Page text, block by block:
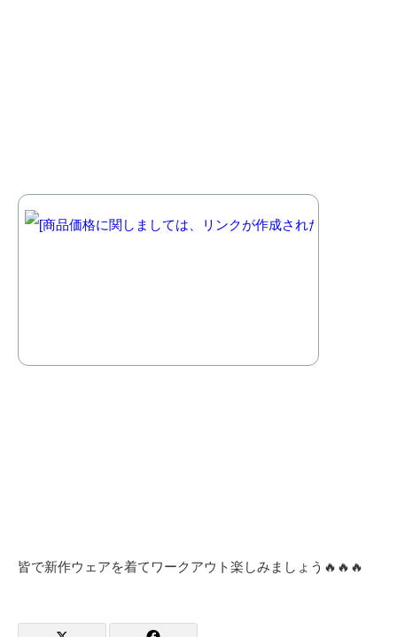
皆で新作ウェアを着てワークアウト楽しみましょう🔥🔥🔥